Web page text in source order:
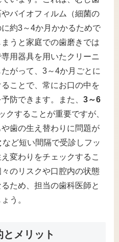
バイオフィルム（細菌の
約3～4か月かかるためで
うと家庭での歯磨きでは
用器具を用いたクリーニ
がって、3～4か月ごとに
ことで、常にお口の中を
防できます。また、 3～6
クすることが重要ですが、
歯の生え替わりに問題が
など短い間隔で受診しフッ
変わりをチェックするこ
のリスクや口腔内の状態
ため、担当の歯科医師と
う​。
メリット